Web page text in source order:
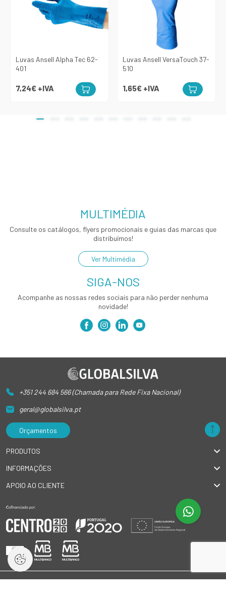
Luvas Ansell Alpha Tec 62-
401
7,24€ +IVA
Luvas Ansell VersaTouch 37-
510
1,65€ +IVA
MULTIMÉDIA
Consulte os catálogos, flyers promocionais e guias das marcas que
distribuímos!
Ver Multimédia
SIGA-NOS
Acompanhe as nossas redes sociais para não perder nenhuma
novidade!
+351 244 684 566 (Chamada para Rede Fixa Nacional)
geral@globalsilva.pt
Orçamentos
PRODUTOS
INFORMAÇÕES
APOIO AO CLIENTE